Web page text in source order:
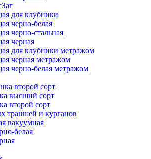
для клубники
черно-белая
черно-стальная
черная
для клубники метражом
черная метражом
черно-белая метражом
второй сорт
высший сорт
второй сорт
траншей и курганов
вакуумная
белая